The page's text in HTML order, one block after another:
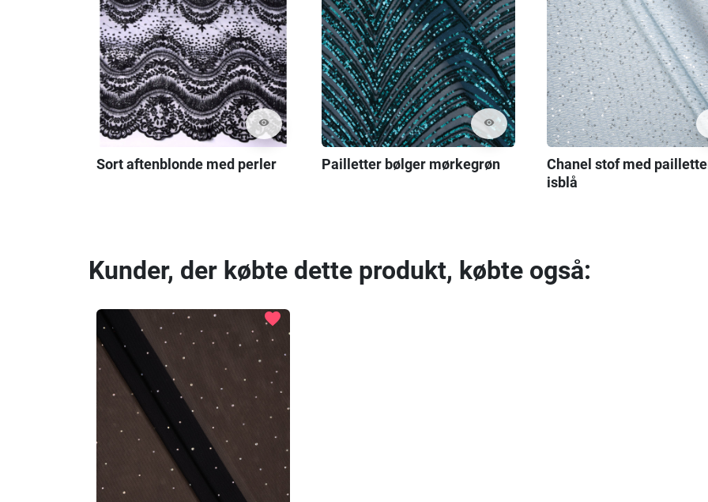
visibility
Sort aftenblonde med perler
visibility
Pailletter bølger mørkegrøn
Chanel stof med
isblå
Kunder, der købte dette produkt, købte også:
favorite